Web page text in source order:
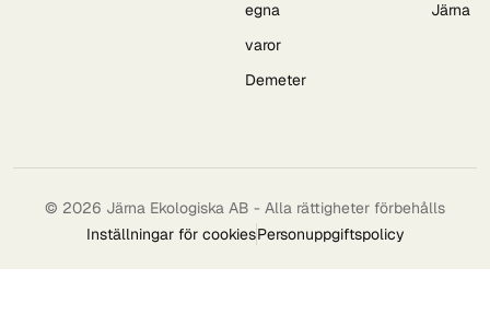
egna
varor
Demeter
Järna
© 2026 Järna Ekologiska AB - Alla rättigheter förbehålls
Inställningar för cookiesPersonuppgiftspolicy